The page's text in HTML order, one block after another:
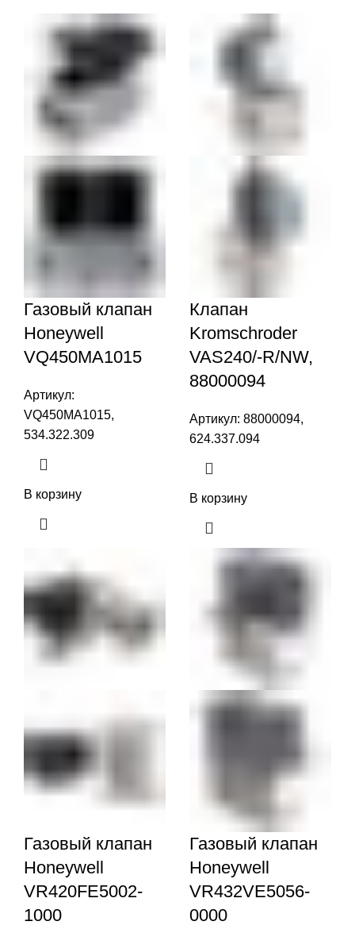
Газовый клапан
Honeywell
VQ450MA1015
Артикул:
VQ450MA1015,
534.322.309
В корзину
Клапан
Kromschroder
VAS240/-R/NW,
88000094
Артикул: 88000094,
624.337.094
В корзину
Газовый клапан
Honeywell
VR420FE5002-
1000
Газовый клапан
Honeywell
VR432VE5056-
0000